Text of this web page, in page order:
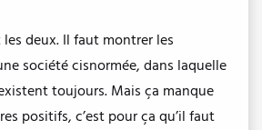
les deux. Il faut montrer les
société cisnormée, dans laquelle
toujours. Mais ça manque
positifs, c’est pour ça qu’il faut